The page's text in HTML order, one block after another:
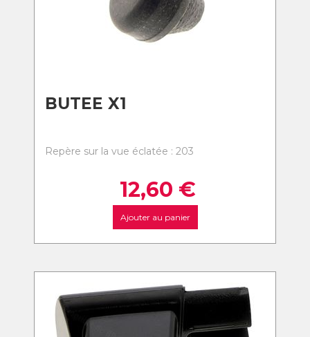
BUTEE X1
Repère sur la vue éclatée : 203
12,60 €
Ajouter au panier